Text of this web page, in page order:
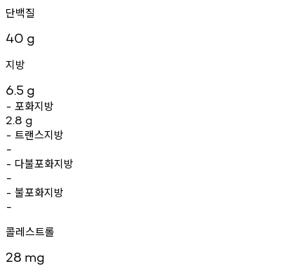
단백질
40 g
지방
6.5 g
- 포화지방
2.8 g
- 트랜스지방
-
- 다불포화지방
-
- 불포화지방
-
콜레스트롤
28 mg